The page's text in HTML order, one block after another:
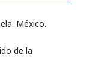
México.
de la